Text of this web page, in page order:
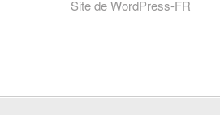
Site de WordPress-FR